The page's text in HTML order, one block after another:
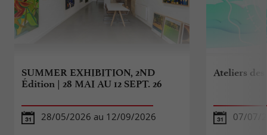
SUMMER EXHIBITION, 2ND
Édition | 28 MAI AU 12 SEPT. 26
28/05/2026 au 12/09/2026
Ateliers des
07/07/